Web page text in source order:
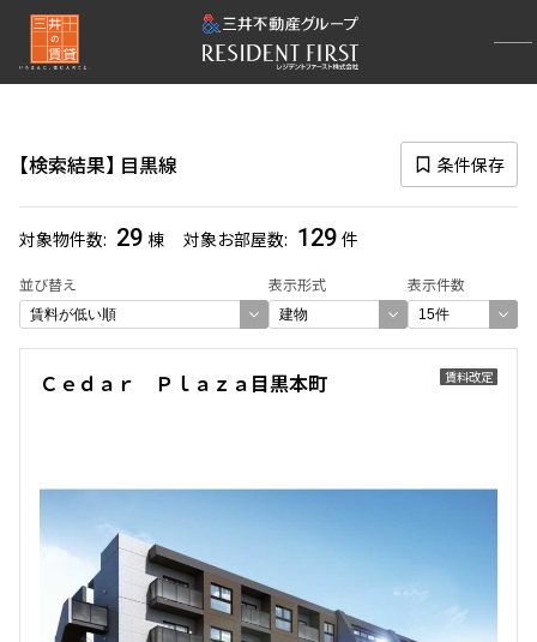
検索結果 目黒線 条件保存
対象物件数 29 棟 対象お部屋数 129 件
並び替え 表示形式 表示件数
再検索ナビゲーション
選択中の路線
目黒線
(129)
選び方を変更する
検索結果の絞り込み
賃料改定
Ｃｅｄａｒ Ｐｌａｚａ目黒本町